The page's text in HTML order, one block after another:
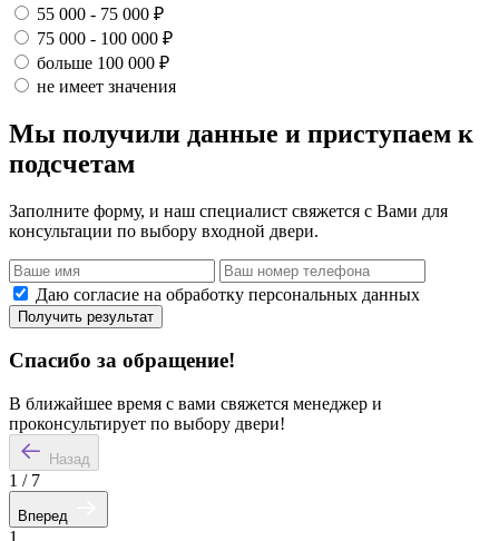
55 000 - 75 000 ₽
75 000 - 100 000 ₽
больше 100 000 ₽
не имеет значения
Мы получили данные и приступаем к
подсчетам
Заполните форму, и наш специалист свяжется с Вами для
консультации по выбору входной двери.
Даю согласие на обработку персональных данных
Получить результат
Спасибо за обращение!
В ближайшее время с вами свяжется менеджер и
проконсультирует по выбору двери!
Назад
1 / 7
Вперед
1